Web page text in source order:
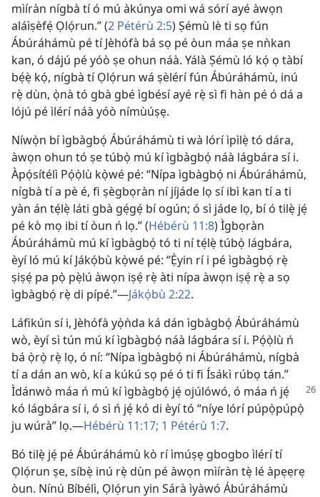
mìíràn nígbà tí ó mú àkúnya omi wá sórí ayé àwọn
aláìṣèfẹ́ Ọlọ́run.” (2 Pétérù 2:5) Ṣémù lè ti sọ fún
Ábúráhámù pé tí Jèhófà bá sọ pé òun máa ṣe nǹkan
kan, ó dájú pé yóò ṣe ohun náà. Yálà Ṣémù ló kọ́ ọ tàbí
bẹ́ẹ̀ kọ́, nígbà tí Ọlọ́run wá ṣèlérí fún Ábúráhámù, inú
rẹ̀ dùn, ọ̀nà tó gbà gbé ìgbésí ayé rẹ̀ sì fi hàn pé ó dá a
lójú pé ìlérí náà yóò nímùúṣẹ.
Níwọ̀n bí ìgbàgbọ́ Ábúráhámù ti wà lórí ìpìlẹ̀ tó dára,
àwọn ohun tó ṣe túbọ̀ mú kí ìgbàgbọ́ náà lágbára sí i.
Àpọ́sítélì Pọ́ọ̀lù kọ̀wé pé: “Nípa ìgbàgbọ́ ni Ábúráhámù,
nígbà tí a pè é, fi ṣègbọràn ní jíjáde lọ sí ibì kan tí a ti
yàn án tẹ́lẹ̀ láti gbà gẹ́gẹ́ bí ogún; ó sì jáde lọ, bí ó tilẹ̀ jẹ́
pé kò mọ ibi tí òun ń lọ.” (Hébérù 11:8) Ìgbọràn
Ábúráhámù mú kí ìgbàgbọ́ tó ti ní tẹ́lẹ̀ túbọ̀ lágbára,
èyí ló mú kí Jákọ́bù kọ̀wé pé: “Ẹ̀yin rí i pé ìgbàgbọ́ rẹ̀
ṣiṣẹ́ pa pọ̀ pẹ̀lú àwọn iṣẹ́ rẹ̀ àti nípa àwọn iṣẹ́ rẹ̀ a sọ
ìgbàgbọ́ rẹ̀ di pípé.”—Jákọ́bù 2:22.
Láfikún sí i, Jèhófà yọ̀ǹda ká dán ìgbàgbọ́ Ábúráhámù
wò, èyí sì tún mú kí ìgbàgbọ́ náà lágbára sí i. Pọ́ọ̀lù ń
bá ọ̀rọ̀ rẹ̀ lọ, ó ní: “Nípa ìgbàgbọ́ ni Ábúráhámù, nígbà
tí a dán an wò, kí a kúkú sọ pé ó ti fi Ísákì rúbọ tán.”
Ìdánwò máa ń mú kí ìgbàgbọ́ jẹ́ ojúlówó, ó máa ń jẹ́
kó lágbára sí i, ó sì ń jẹ́ kó di èyí tó “níye lórí púpọ̀púpọ̀
ju wúrà” lọ.—Hébérù 11:17; 1 Pétérù 1:7.
Bó tilẹ̀ jẹ́ pé Ábúráhámù kò rí ìmúṣẹ gbogbo ìlérí tí
Ọlọ́run ṣe, síbẹ̀ inú rẹ̀ dùn pé àwọn mìíràn tẹ̀ lé àpẹẹrẹ
òun. Nínú Bíbélì, Ọlọ́run yin Sárà ìyàwó Ábúráhámù